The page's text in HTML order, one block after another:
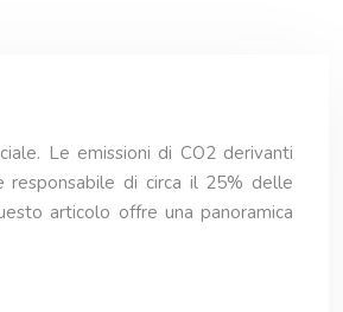
Le emissioni di CO2 derivanti
responsabile di circa il 25% delle
articolo offre una panoramica